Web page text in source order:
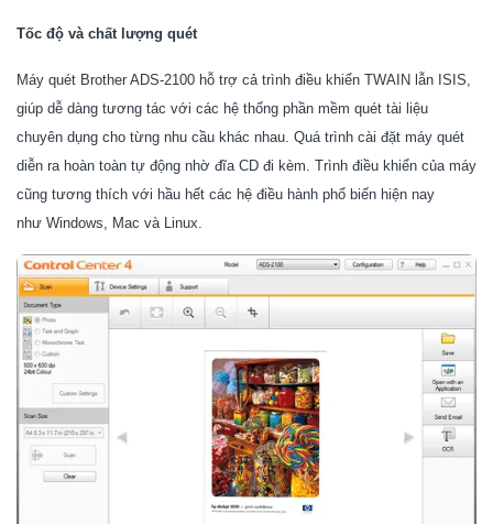
Tốc độ và chất lượng quét
Máy quét Brother ADS-2100 hỗ trợ cả trình điều khiển TWAIN lẫn ISIS,
giúp dễ dàng tương tác với các hệ thống phần mềm quét tài liệu
chuyên dụng cho từng nhu cầu khác nhau. Quá trình cài đặt máy quét
diễn ra hoàn toàn tự động nhờ đĩa CD đi kèm. Trình điều khiển của máy
cũng tương thích với hầu hết các hệ điều hành phổ biến hiện nay
như Windows, Mac và Linux.